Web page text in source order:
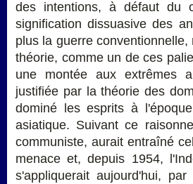
des intentions, à défaut du
signification dissuasive des
plus la guerre
théorie, comme un de ces
une montée aux extrêmes
justifiée par la théorie des
dominé les esprits à
asiatique. Suivant ce
communiste, aurait entraîné
menace et, depuis 1954,
s'appliquerait aujourd'hui,